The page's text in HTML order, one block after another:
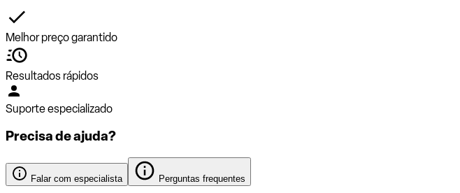
Melhor preço garantido
Resultados rápidos
Suporte especializado
Precisa de ajuda?
Falar com especialista Perguntas frequentes